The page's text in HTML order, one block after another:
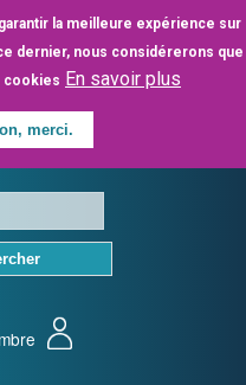
la meilleure expérience sur
dernier, nous considérerons que
cookies En savoir plus
merci.